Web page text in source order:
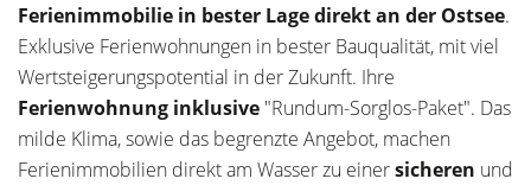
Ferienimmobilie in bester Lage direkt an der Ostsee.
Exklusive Ferienwohnungen in bester Bauqualität, mit viel
Wertsteigerungspotential in der Zukunft. Ihre
Ferienwohnung inklusive "Rundum-Sorglos-Paket". Das
milde Klima, sowie das begrenzte Angebot, machen
Ferienimmobilien direkt am Wasser zu einersicheren und